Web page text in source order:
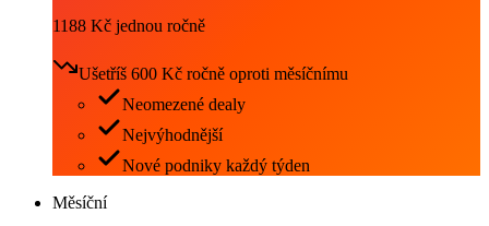
1188 Kč jednou ročně
Ušetříš 600 Kč ročně oproti měsíčnímu
Neomezené dealy
Nejvýhodnější
Nové podniky každý týden
Měsíční